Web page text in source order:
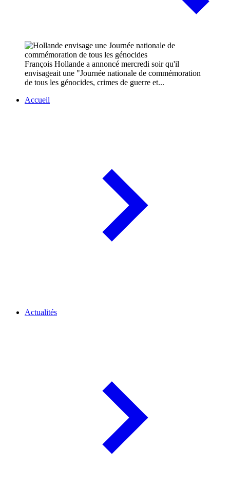
François Hollande a annoncé mercredi soir qu'il
envisageait une "Journée nationale de commémoration
de tous les génocides, crimes de guerre et...
Accueil
Actualités